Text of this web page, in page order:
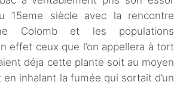
15eme siècle avec la rencontre
Colomb et les populations
effet ceux que l’on appellera à tort
déja cette plante soit au moyen
en inhalant la fumée qui sortait d’un